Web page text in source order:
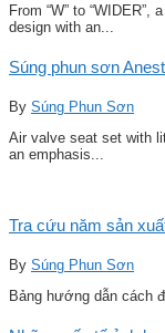
From “W” to
design with an...
Súng phun sơn
By Súng Phun Sơn
Air valve seat set with
an emphasis...
Tra cứu năm sản
By Súng Phun Sơn
Bảng hướng dẫn cách